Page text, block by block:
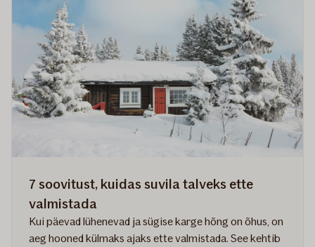
talveks
valmis?
soovitust,
mida
7 soovitust, kuidas suvila talveks ette
valmistada
Kui päevad lühenevad ja sügise karge hõng on õhus, on
aeg hooned külmaks ajaks ette valmistada. See kehtib